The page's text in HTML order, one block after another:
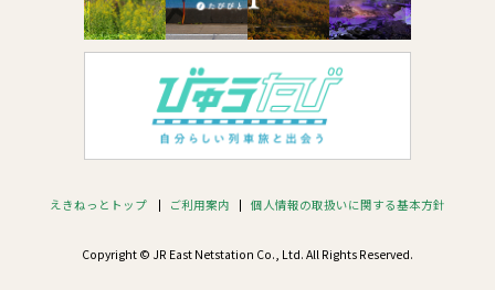
えきねっとトップ ご利用案内 個人情報の取扱いに関する基本方針
Copyright © JR East Netstation Co., Ltd. All Rights Reserved.